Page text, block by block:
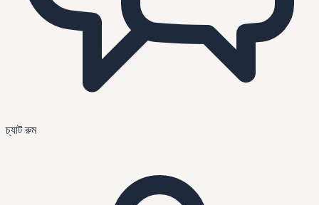
চ্যাট রুম